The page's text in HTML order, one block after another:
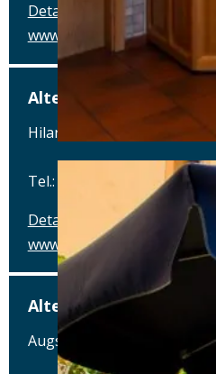
Details
www.airbraeu.de
Alte Brauerei Mertingen
Hilaria-Lechner-Straße 21,
Tel.: Tel.: 09078-912320
Details
www.alte-brauerei-
Alte Posthalterei
Augsburger Straße 2,